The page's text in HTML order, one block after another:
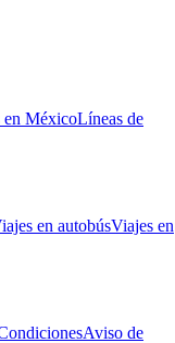
en MéxicoLíneas de
en autobúsViajes en
Aviso de